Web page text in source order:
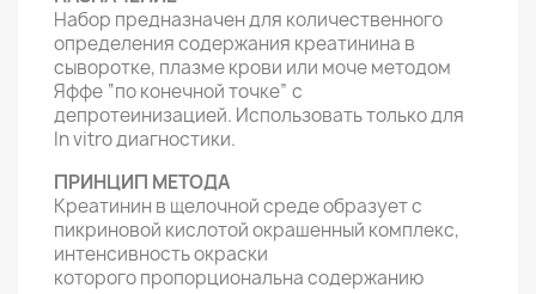
Набор предназначен для количественного
определения содержания креатинина в
сыворотке, плазме крови или моче методом
Яффе “по конечной точке” с
депротеинизацией. Использовать только для
In vitro диагностики.
ПРИНЦИП МЕТОДА
Креатинин в щелочной среде образует с
пикриновой кислотой окрашенный комплекс,
интенсивность окраски
которого пропорциональна содержанию